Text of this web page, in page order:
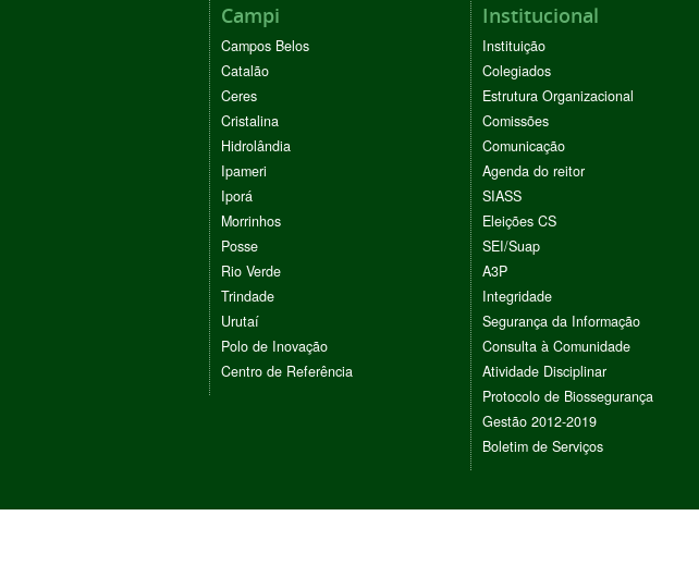
Campi
Campos Belos
Catalão
Ceres
Cristalina
Hidrolândia
Ipameri
Iporá
Morrinhos
Posse
Rio Verde
Trindade
Urutaí
Polo de Inovação
Centro de Referência
Institucional
Instituição
Colegiados
Estrutura Organizacional
Comissões
Comunicação
Agenda do reitor
SIASS
Eleições CS
SEI/Suap
A3P
Integridade
Segurança da Informação
Consulta à Comunidade
Atividade Disciplinar
Protocolo de Biossegurança
Gestão 2012-2019
Boletim de Serviços